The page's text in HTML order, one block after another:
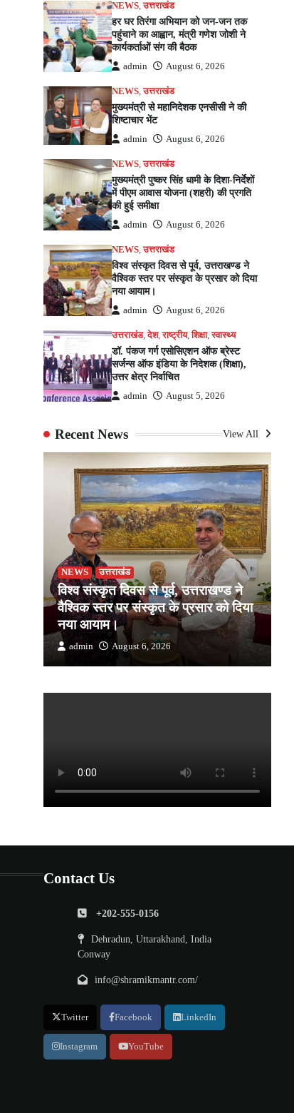
NEWS,उत्तराखंड
हर घर तिरंगा अभियान को जन-जन तक
पहुंचाने का आह्वान, मंत्री गणेश जोशी ने
कार्यकर्ताओं संग की बैठक
admin August 6, 2026
NEWS,उत्तराखंड
मुख्यमंत्री से महानिदेशक एनसीसी ने की
शिष्टाचार भेंट
admin August 6, 2026
NEWS,उत्तराखंड
मुख्यमंत्री पुष्कर सिंह धामी के दिशा-निर्देशों
में पीएम आवास योजना (शहरी) की प्रगति
की हुई समीक्षा
admin August 6, 2026
NEWS,उत्तराखंड
विश्व संस्कृत दिवस से पूर्व, उत्तराखण्ड ने
वैश्विक स्तर पर संस्कृत के प्रसार को दिया
नया आयाम।
admin August 6, 2026
उत्तराखंड,देश,राष्ट्रीय,शिक्षा,स्वास्थ्य
डॉ. पंकज गर्ग एसोसिएशन ऑफ ब्रेस्ट
सर्जन्स ऑफ इंडिया के निदेशक (शिक्षा),
उत्तर क्षेत्र निर्वाचित
admin August 5, 2026
Recent News View All
NEWS उत्तराखंड
विश्व संस्कृत दिवस से पूर्व, उत्तराखण्ड ने
वैश्विक स्तर पर संस्कृत के प्रसार को दिया
नया आयाम।
admin August 6, 2026
Contact Us
+202-555-0156
Dehradun, Uttarakhand, India
Conway
info@shramikmantr.com/
Twitter Facebook LinkedIn
Instagram YouTube